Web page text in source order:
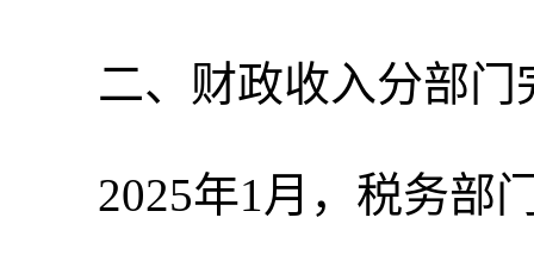
二、财政收入分部门
2025年1月，税务部